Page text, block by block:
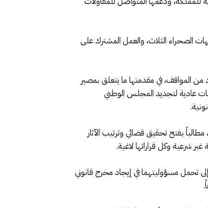
الصحراء الثلاث، والعمل المشترك على
المواقف، في مقدمتها ما يتعلق بمصير
عادية لتجديد المجلس الوطني
بفتح تحقيق قضائي وترتيب الآثار
شرعية وكل قراراتها لاغية.
تحمل مسؤوليتهما في إيجاد مخرج قانوني